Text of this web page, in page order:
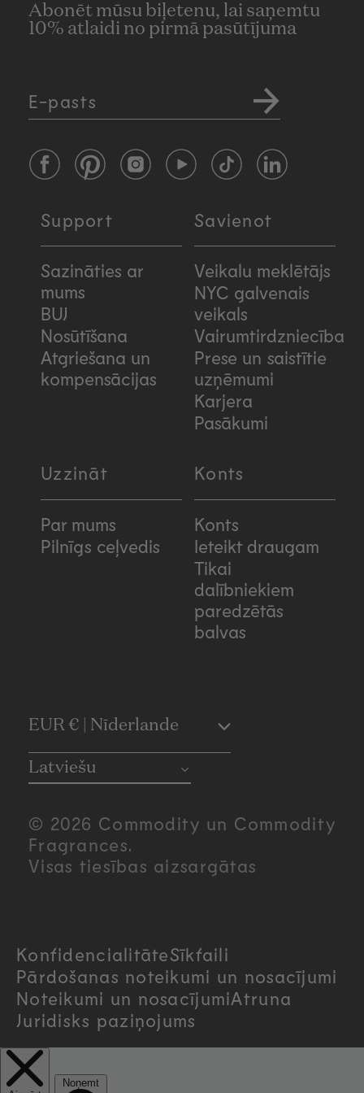
Abonēt mūsu biļetenu, lai saņemtu
10% atlaidi no pirmā pasūtījuma
E-pasts
FacebookPinterestInstagramYouTubeTikTokLinkedIn
Support
Sazināties ar
mums
BUJ
Nosūtīšana
Atgriešana un
kompensācijas
Savienot
Veikalu meklētājs
NYC galvenais
veikals
Vairumtirdzniecība
Prese un saistītie
uzņēmumi
Karjera
Pasākumi
Uzzināt
Par mums
Pilnīgs ceļvedis
Konts
Konts
Ieteikt draugam
Tikai
dalībniekiem
paredzētās
balvas
C
o
u
n
y
/
r
e
EUR € | Nīderlande
Latviešu
© 2026 Commodity un Commodity
Fragrances.
Visas tiesības aizsargātas
KonfidencialitāteSīkfaili
Pārdošanas noteikumi un nosacījumi
Noteikumi un nosacījumiAtruna
Juridisks paziņojums